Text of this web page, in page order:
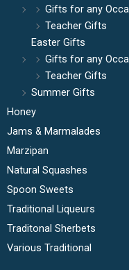
Gifts for any
Teacher Gifts
Easter Gifts
Gifts for any
Teacher Gifts
Summer Gifts
Honey
Jams & Marmalades
Marzipan
Natural Squashes
Spoon Sweets
Traditional Liqueurs
Traditonal Sherbets
Various Traditional